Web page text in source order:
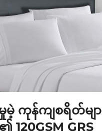
ကုန်ကျစရိတ်မျာ
120GSM GRS